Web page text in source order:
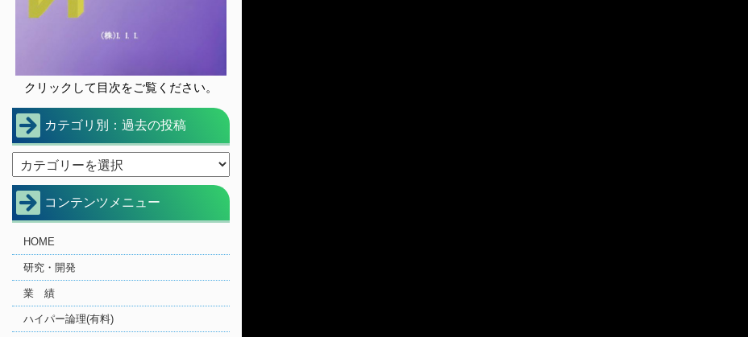
クリックして目次をご覧ください。
カテゴリ別：過去の投稿
コンテンツメニュー
HOME
研究・開発
業 績
ハイパー論理(有料)